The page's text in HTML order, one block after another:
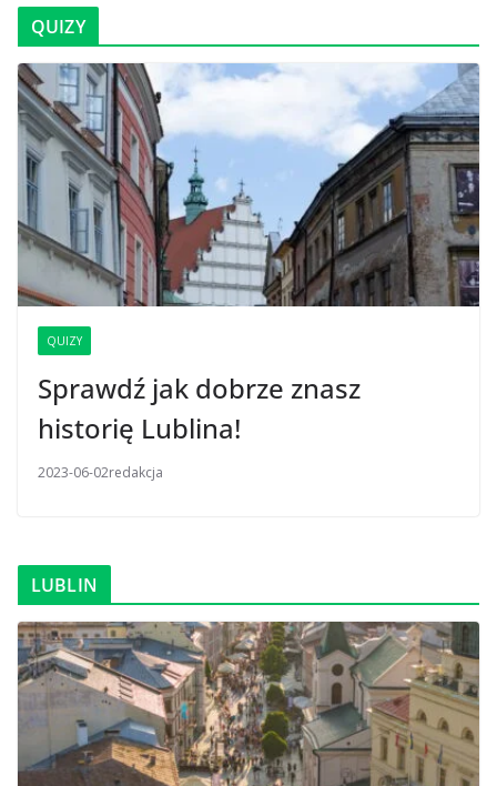
QUIZY
QUIZY
Sprawdź jak dobrze znasz
historię Lublina!
2023-06-02redakcja
LUBLIN